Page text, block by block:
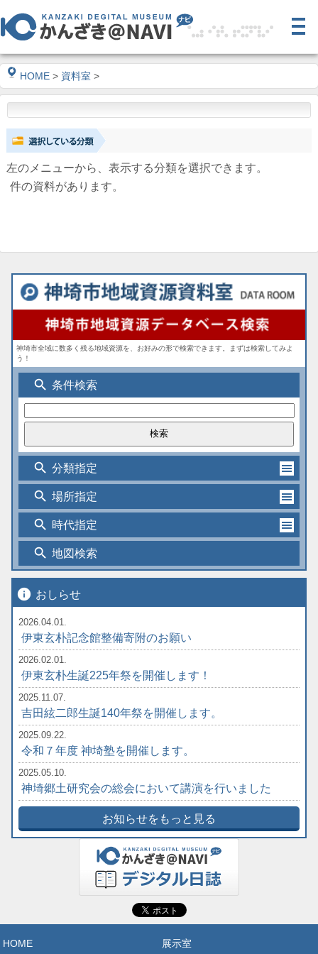
HOME > 資料室 >
左のメニューから、表示する分類を選択できます。
件の資料があります。
神埼市全域に数多く残る地域資源を、お好みの形で検索できます。まずは検索してみよ
う！
search 条件検索
search 分類指定
search 場所指定
search 時代指定
search 地図検索
info おしらせ
2026.04.01.
伊東玄朴記念館整備寄附のお願い
2026.02.01.
伊東玄朴生誕225年祭を開催します！
2025.11.07.
吉田絃二郎生誕140年祭を開催します。
2025.09.22.
令和７年度 神埼塾を開催します。
2025.05.10.
神埼郷土研究会の総会において講演を行いました
お知らせをもっと見る
HOME 展示室